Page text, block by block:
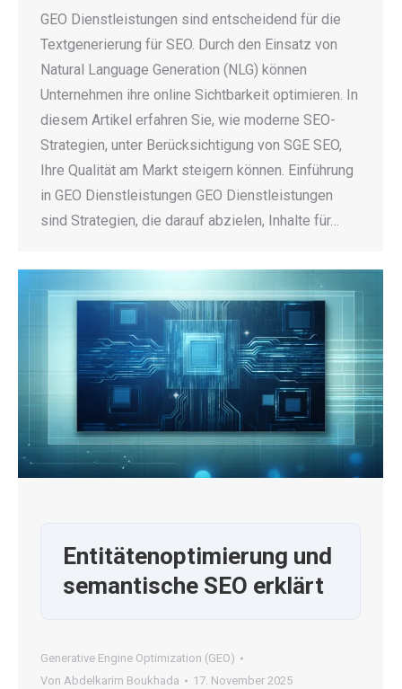
GEO Dienstleistungen sind entscheidend für die
Textgenerierung für SEO. Durch den Einsatz von
Natural Language Generation (NLG) können
Unternehmen ihre online Sichtbarkeit optimieren. In
diesem Artikel erfahren Sie, wie moderne SEO-
Strategien, unter Berücksichtigung von SGE SEO,
Ihre Qualität am Markt steigern können. Einführung
in GEO Dienstleistungen GEO Dienstleistungen
sind Strategien, die darauf abzielen, Inhalte für…
Entitätenoptimierung und
semantische SEO erklärt
Generative Engine Optimization (GEO)
Von Abdelkarim Boukhada 17. November 2025